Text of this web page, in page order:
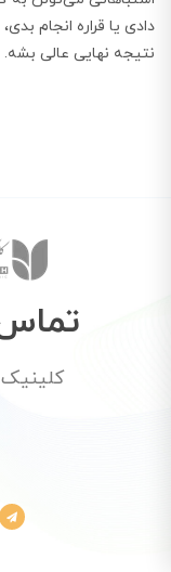
دادی یا قراره انجام
نتیجه نهایی عالی بشه.